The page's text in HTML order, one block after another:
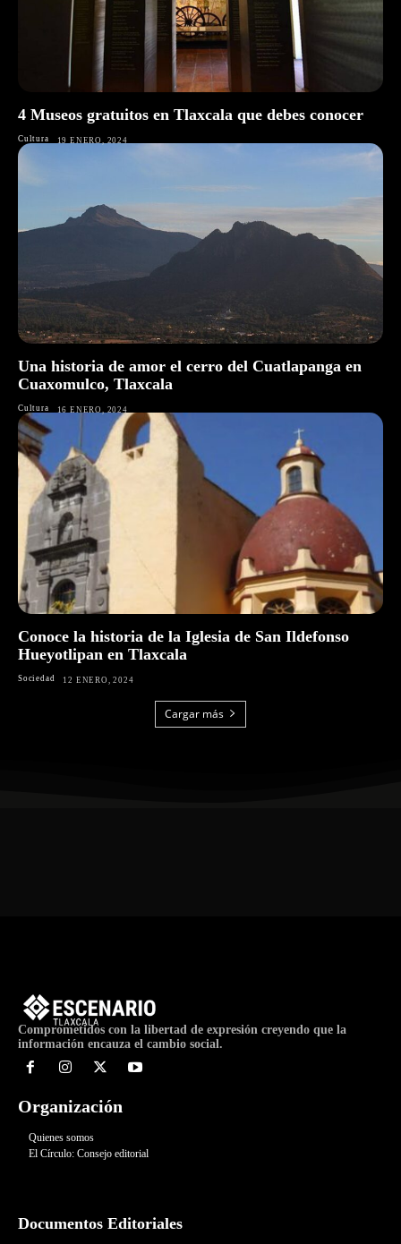
4 Museos gratuitos en Tlaxcala que debes conocer
Cultura 19 ENERO, 2024
Una historia de amor el cerro del Cuatlapanga en
Cuaxomulco, Tlaxcala
Cultura 16 ENERO, 2024
Conoce la historia de la Iglesia de San Ildefonso
Hueyotlipan en Tlaxcala
Sociedad 12 ENERO, 2024
Cargar más
Comprometidos con la libertad de expresión creyendo que la
información encauza el cambio social.
Organización
Quienes somos
El Círculo: Consejo editorial
Documentos Editoriales